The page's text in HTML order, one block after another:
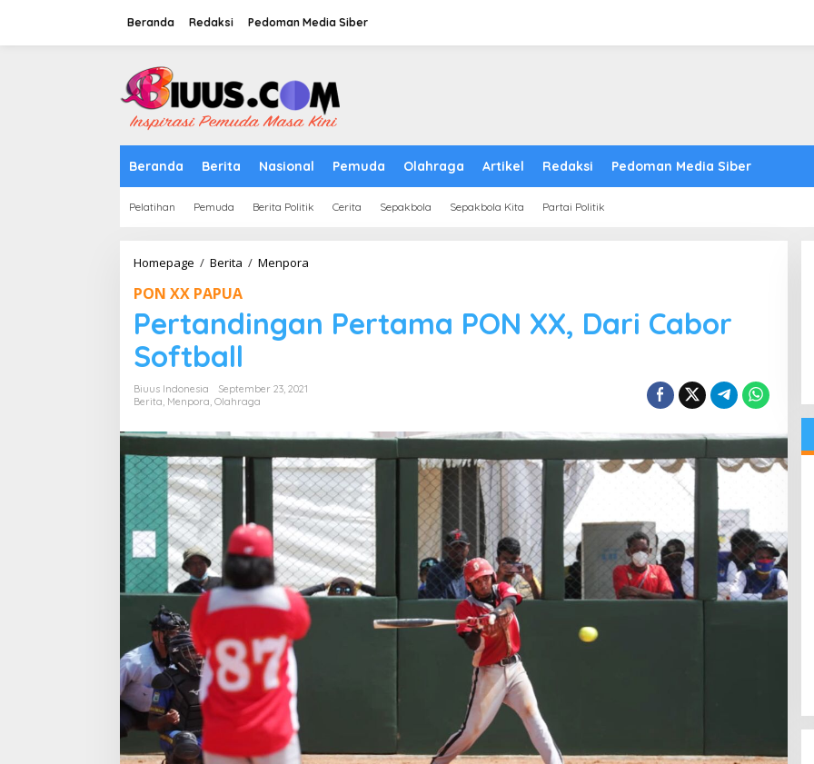
Beranda Redaksi Pedoman Media Siber
Beranda Berita Nasional Pemuda Olahraga Artikel Redaksi Pedoman Media Siber
Pelatihan Pemuda Berita Politik Cerita Sepakbola Sepakbola Kita Partai Politik
Homepage / Berita / Menpora
Dari
PON XX PAPUA
Pertandingan Pertama PON XX, Dari Cabor
Softball
Biuus Indonesia
September 23, 2021
Berita, Menpora, Olahraga